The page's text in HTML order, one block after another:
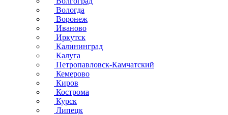
Вологда
Воронеж
Иваново
Иркутск
Калининград
Калуга
Петропавловск-Камчатский
Кемерово
Киров
Кострома
Курск
Липецк